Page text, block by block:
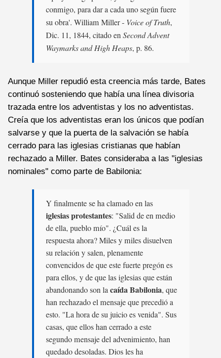
conmigo, para dar a cada uno según fuere
su obra'. William Miller - Voice of Truth,
Dic. 11, 1844, citado enSecond Advent
Waymarks and High Heaps, p. 86.
Aunque Miller repudió esta creencia más tarde, Bates
continuó sosteniendo que había una línea divisoria
trazada entre los adventistas y los no adventistas.
Creía que los adventistas eran los únicos que podían
salvarse y que la puerta de la salvación se había
cerrado para las iglesias cristianas que habían
rechazado a Miller. Bates consideraba a las "iglesias
nominales" como parte de Babilonia:
Y finalmente se ha clamado en las
iglesias protestantes: "Salid de en medio
de ella, pueblo mío". ¿Cuál es la
respuesta ahora? Miles y miles disuelven
su relación y salen, plenamente
convencidos de que este fuerte pregón es
para ellos, y de que las iglesias que están
abandonando son lacaída Babilonia, que
han rechazado el mensaje que precedió a
esto. "La hora de su juicio es venida". Sus
casas, que ellos han cerrado a este
segundo mensaje del advenimiento, han
quedado desoladas. Dios les ha